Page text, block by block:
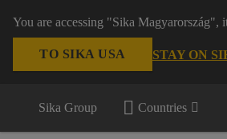
You are accessing "Sika Magyarország",
TO SIKA USA STAY ON
Sika Group Countries